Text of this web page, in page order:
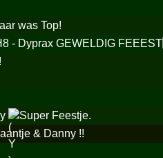
was Top!
- Dyprax GEWELDIG FEEEST
Super Feestje.
& Danny !!